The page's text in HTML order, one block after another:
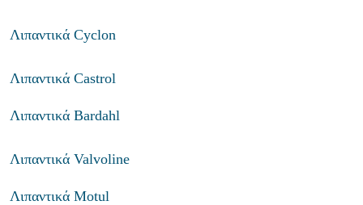
Λιπαντικά Cyclon
Λιπαντικά Castrol
Λιπαντικά Bardahl
Λιπαντικά Valvoline
Λιπαντικά Motul